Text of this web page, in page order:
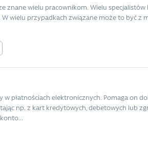
znane wielu pracownikom. Wielu specjalistów
wielu przypadkach związane może to być z
w płatnościach elektronicznych. Pomaga on
np. z kart kredytowych, debetowych lub